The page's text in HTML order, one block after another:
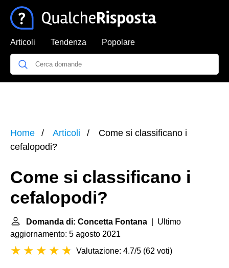
Articoli Tendenza Popolare
Home Articoli
Come si classificano i
cefalopodi?
Come si classificano i
cefalopodi?
Domanda di: Concetta Fontana | Ultimo
aggiornamento: 5 agosto 2021
Valutazione: 4.7/5 (62 voti)